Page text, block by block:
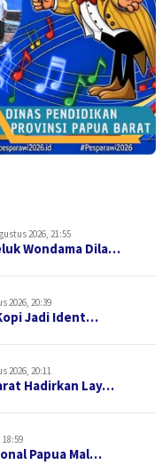
2026, 21:55
Wondama Dila…
2026, 20:39
Jadi Ident…
2026, 20:11
Hadirkan Lay…
Papua Mal…